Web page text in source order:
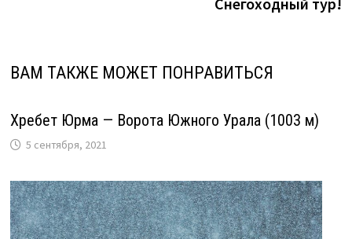
ВАМ ТАКЖЕ МОЖЕТ ПОНРАВИТЬСЯ
Хребет Юрма — Ворота Южного Урала (1003 м)
5 сентября, 2021